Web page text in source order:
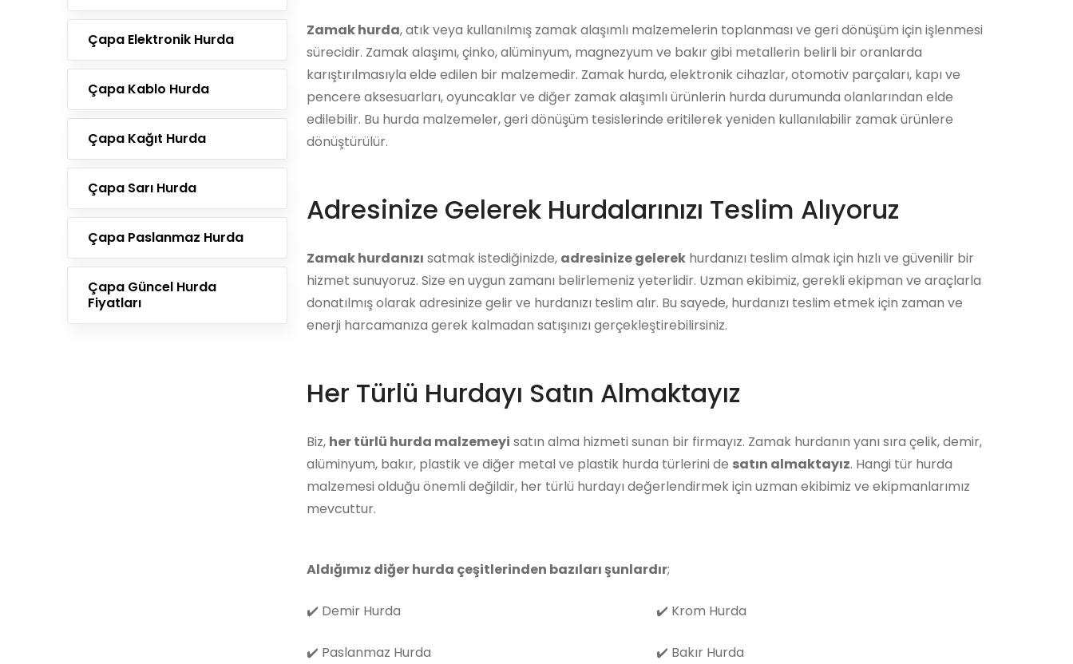
Çapa Elektronik Hurda
Çapa Kablo Hurda
Çapa Kağıt Hurda
Çapa Sarı Hurda
Çapa Paslanmaz Hurda
Çapa Güncel Hurda
Fiyatları
Zamak hurda, atık veya kullanılmış zamak alaşımlı malzemelerin toplanması ve geri dönüşüm için işlenmesi
sürecidir. Zamak alaşımı, çinko, alüminyum, magnezyum ve bakır gibi metallerin belirli bir oranlarda
karıştırılmasıyla elde edilen bir malzemedir. Zamak hurda, elektronik cihazlar, otomotiv parçaları, kapı ve
pencere aksesuarları, oyuncaklar ve diğer zamak alaşımlı ürünlerin hurda durumunda olanlarından elde
edilebilir. Bu hurda malzemeler, geri dönüşüm tesislerinde eritilerek yeniden kullanılabilir zamak ürünlere
dönüştürülür.
Adresinize Gelerek Hurdalarınızı Teslim Alıyoruz
Zamak hurdanızı satmak istediğinizde, adresinize gelerek hurdanızı teslim almak için hızlı ve güvenilir bir
hizmet sunuyoruz. Size en uygun zamanı belirlemeniz yeterlidir. Uzman ekibimiz, gerekli ekipman ve araçlarla
donatılmış olarak adresinize gelir ve hurdanızı teslim alır. Bu sayede, hurdanızı teslim etmek için zaman ve
enerji harcamanıza gerek kalmadan satışınızı gerçekleştirebilirsiniz.
Her Türlü Hurdayı Satın Almaktayız
Biz, her türlü hurda malzemeyi satın alma hizmeti sunan bir firmayız. Zamak hurdanın yanı sıra çelik, demir,
alüminyum, bakır, plastik ve diğer metal ve plastik hurda türlerini de satın almaktayız. Hangi tür hurda
malzemesi olduğu önemli değildir, her türlü hurdayı değerlendirmek için uzman ekibimiz ve ekipmanlarımız
mevcuttur.
Aldığımız diğer hurda çeşitlerinden bazıları şunlardır;
✔️ Demir Hurda
✔️ Paslanmaz Hurda
✔️ Krom Hurda
✔️ Bakır Hurda